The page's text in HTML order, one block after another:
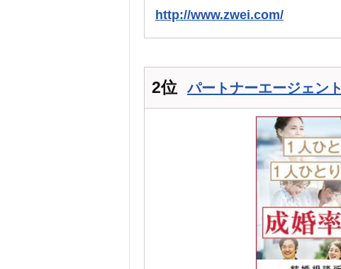
http://www.zwei.com/
2位 パートナーエージェント